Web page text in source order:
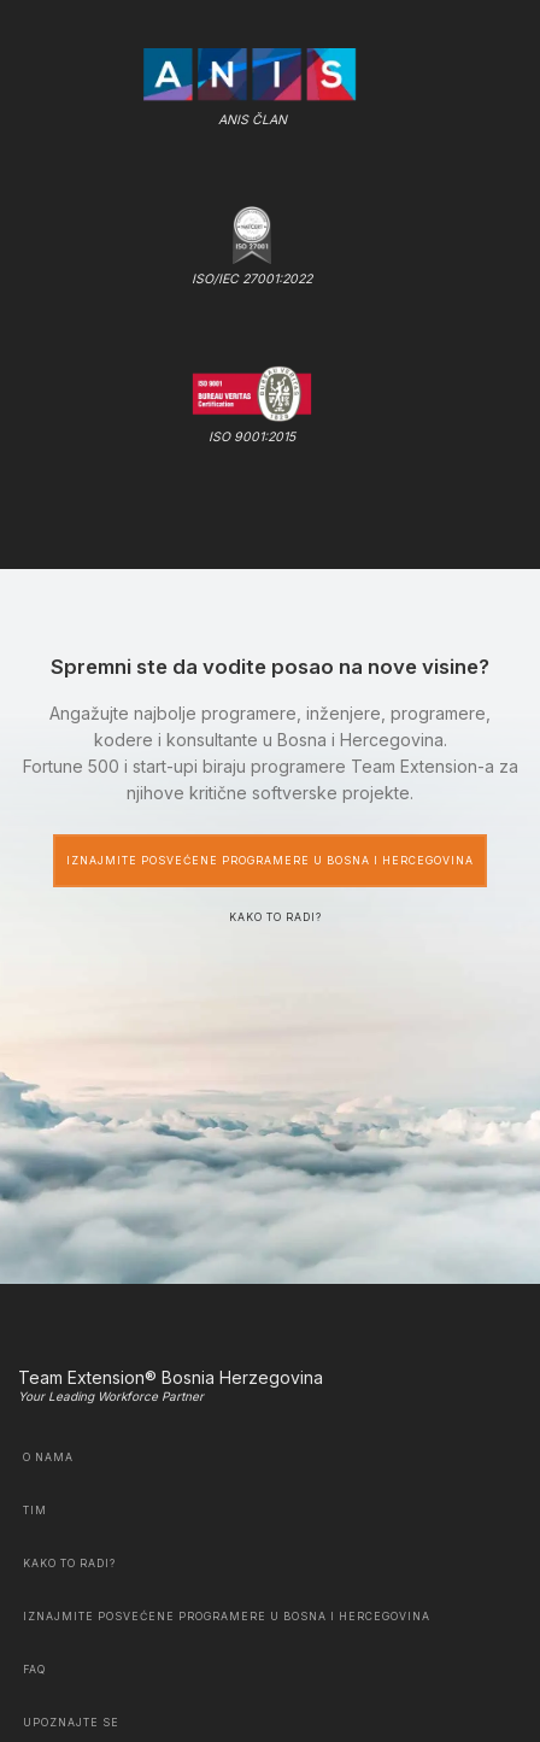
ANIS ČLAN
ISO/IEC 27001:2022
ISO 9001:2015
Spremni ste da vodite posao na nove visine?
Angažujte najbolje programere, inženjere, programere,
kodere i konsultante u Bosna i Hercegovina.
Fortune 500 i start-upi biraju programere Team Extension-a za
njihove kritične softverske projekte.
IZNAJMITE POSVEĆENE PROGRAMERE U BOSNA I HERCEGOVINA
KAKO TO RADI?
Team Extension® Bosnia Herzegovina
Your Leading Workforce Partner
O NAMA
TIM
KAKO TO RADI?
IZNAJMITE POSVEĆENE PROGRAMERE U BOSNA I HERCEGOVINA
FAQ
UPOZNAJTE SE